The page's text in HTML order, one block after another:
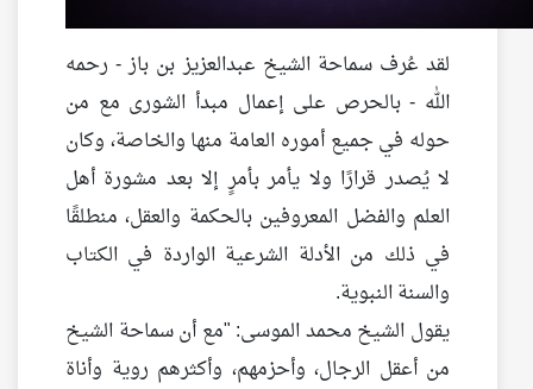
لقد عُرف سماحة الشيخ عبدالعزيز بن باز - رحمه
الله - بالحرص على إعمال مبدأ الشورى مع من
حوله في جميع أموره العامة منها والخاصة، وكان
لا يُصدر قرارًا ولا يأمر بأمرٍ إلا بعد مشورة أهل
العلم والفضل المعروفين بالحكمة والعقل، منطلقًا
في ذلك من الأدلة الشرعية الواردة في الكتاب
والسنة النبوية.
يقول الشيخ محمد الموسى: "مع أن سماحة الشيخ
من أعقل الرجال، وأحزمهم، وأكثرهم روية وأناة